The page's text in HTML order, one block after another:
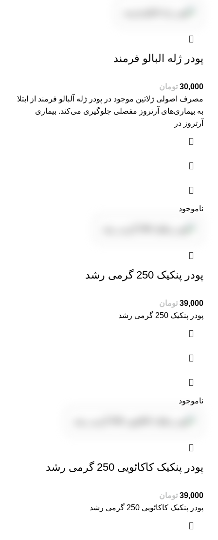
پودر ژله البالو فرمند
30,000 تومان
مصرف اصولی ژلاتین موجود در پودر ژله آلبالو فرمند از ابتلا
به بیماری‌های آرتروز مفصلی جلوگیری می‌کند. بیماری
آرتروز در
ناموجود
پودر پنکیک 250 گرمی رشد
39,000 تومان
پودر پنکیک 250 گرمی رشد
ناموجود
پودر پنکیک کاکائویی 250 گرمی رشد
39,000 تومان
پودر پنکیک کاکائویی 250 گرمی رشد